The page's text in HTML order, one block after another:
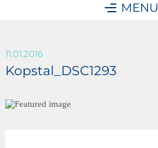
MENU
11.01.2016
Kopstal_DSC1293